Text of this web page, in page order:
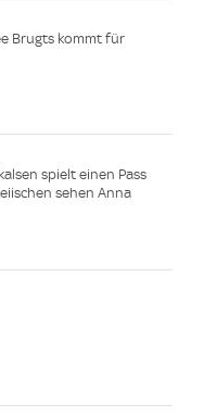
Brugts kommt für
spielt einen Pass
sehen Anna